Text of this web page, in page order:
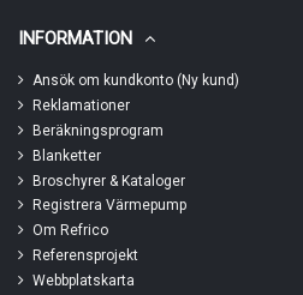
INFORMATION
Ansök om kundkonto (Ny kund)
Reklamationer
Beräkningsprogram
Blanketter
Broschyrer & Kataloger
Registrera Värmepump
Om Refrico
Referensprojekt
Webbplatskarta